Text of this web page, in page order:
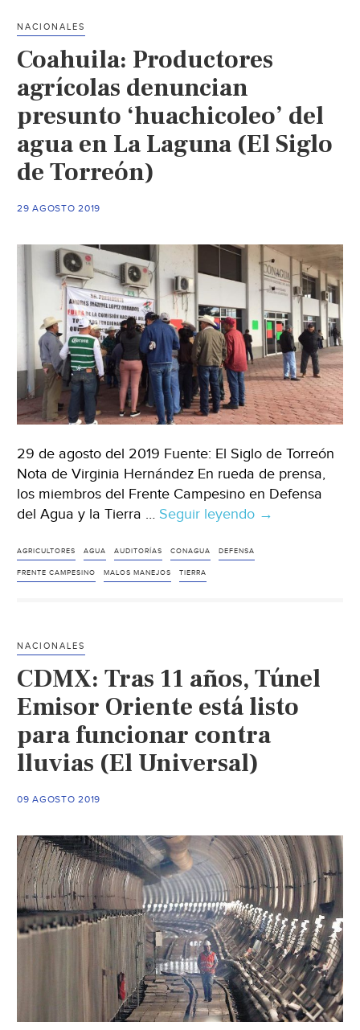
del
Lerma
(Inforural)
NACIONALES
Coahuila: Productores
agrícolas denuncian
presunto ‘huachicoleo’ del
agua en La Laguna (El Siglo
de Torreón)
29 AGOSTO 2019
29 de agosto del 2019 Fuente: El Siglo de Torreón
Nota de Virginia Hernández En rueda de prensa,
los miembros del Frente Campesino en Defensa
del Agua y la Tierra … Seguir leyendo Coahuila:
en
La
Laguna
(El
→
AGRICULTORES AGUA AUDITORÍAS CONAGUA DEFENSA
FRENTE CAMPESINO MALOS MANEJOS TIERRA
NACIONALES
CDMX: Tras 11 años, Túnel
Emisor Oriente está listo
para funcionar contra
lluvias (El Universal)
09 AGOSTO 2019